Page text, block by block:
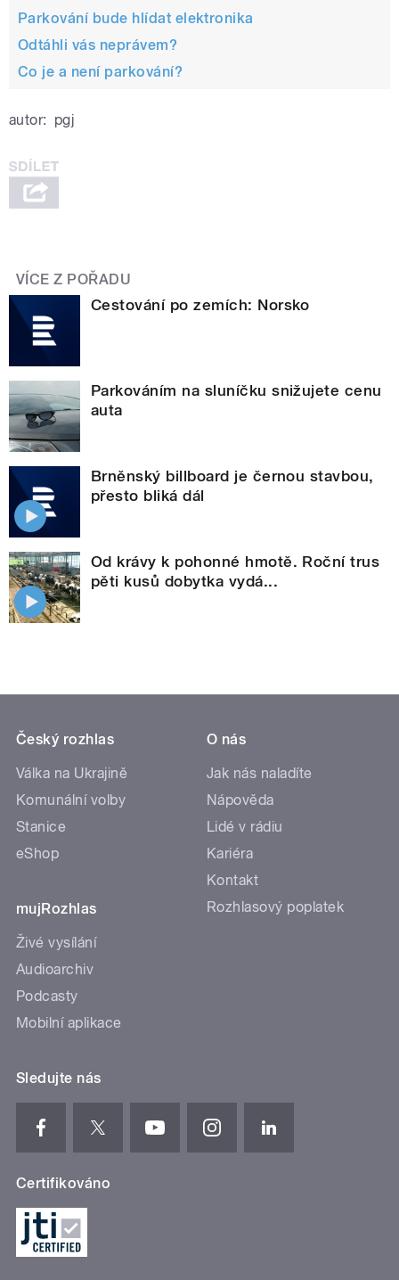
Parkování bude hlídat elektronika
Odtáhli vás neprávem?
Co je a není parkování?
autor: pgj
VÍCE Z POŘADU
Cestování po zemích: Norsko
Parkováním na sluníčku snižujete cenu
auta
Brněnský billboard je černou stavbou,
přesto bliká dál
Od krávy k pohonné hmotě. Roční trus
pěti kusů dobytka vydá...
Český rozhlas
Válka na Ukrajině
Komunální volby
Stanice
eShop
mujRozhlas
Živé vysílání
Audioarchiv
Podcasty
Mobilní aplikace
O nás
Jak nás naladíte
Nápověda
Lidé v rádiu
Kariéra
Kontakt
Rozhlasový poplatek
Sledujte nás
Certifikováno